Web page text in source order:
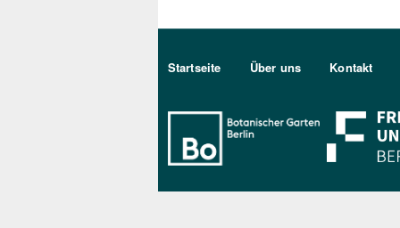
Sekundärmenu DE
Startseite Über uns Kontakt
Bo Berlin